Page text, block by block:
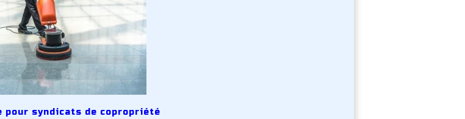
pour syndicats de copropriété